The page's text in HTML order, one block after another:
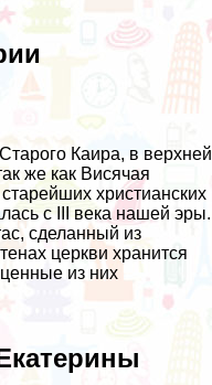
Каира, в верхней
же как Висячая
христианских
с III века нашей эры.
сделанный из
церкви хранится
из них